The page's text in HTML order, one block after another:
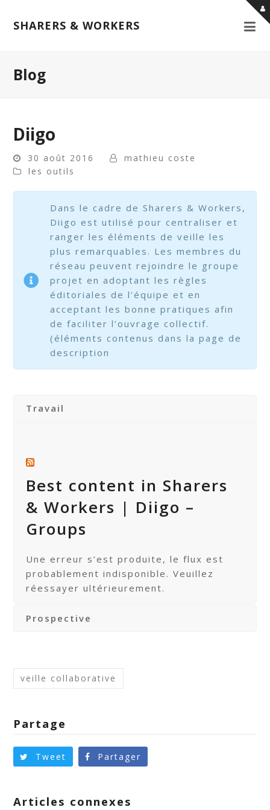
SHARERS & WORKERS
Blog
Diigo
30 août 2016
mathieu coste
les outils
Dans le cadre de Sharers & Workers,
Diigo est utilisé pour centraliser et
ranger les éléments de veille les
plus remarquables. Les membres du
réseau peuvent rejoindre le groupe
projet en adoptant les règles
éditoriales de l’équipe et en
acceptant les bonne pratiques afin
de faciliter l’ouvrage collectif.
(éléments contenus dans la page de
description
Travail
Best content in Sharers
& Workers | Diigo –
Groups
Une erreur s’est produite, le flux est
probablement indisponible. Veuillez
réessayer ultérieurement.
Prospective
veille collaborative
Partage
Tweet Partager
Articles connexes